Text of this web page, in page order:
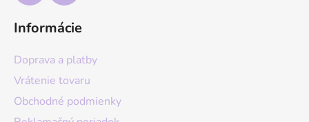
Informácie
Doprava a platby
Vrátenie tovaru
Obchodné podmienky